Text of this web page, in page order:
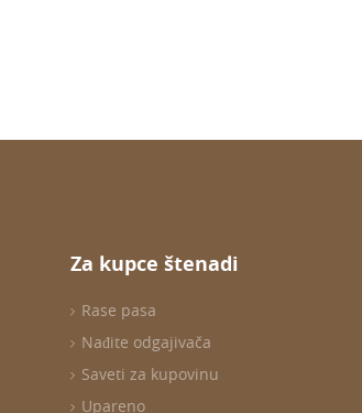
Za kupce štenadi
Rase pasa
Nađite odgajivača
Saveti za kupovinu
Upareno